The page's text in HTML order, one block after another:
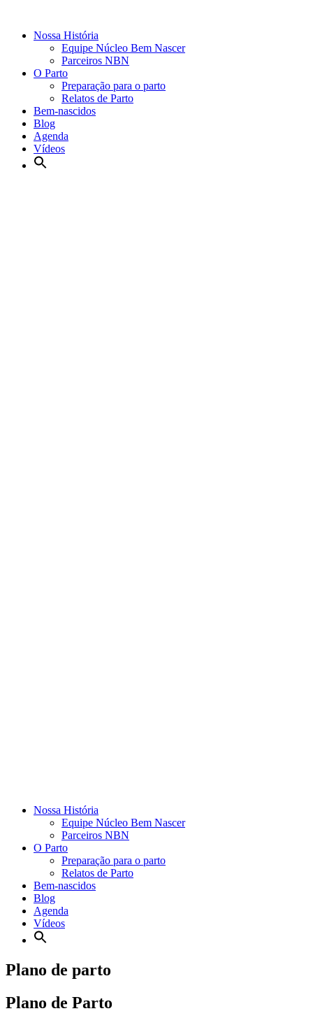
Nossa História
Equipe Núcleo Bem Nascer
Parceiros NBN
O Parto
Preparação para o parto
Relatos de Parto
Bem-nascidos
Blog
Agenda
Vídeos
Nossa História
Equipe Núcleo Bem Nascer
Parceiros NBN
O Parto
Preparação para o parto
Relatos de Parto
Bem-nascidos
Blog
Agenda
Vídeos
Plano de parto
Plano de Parto